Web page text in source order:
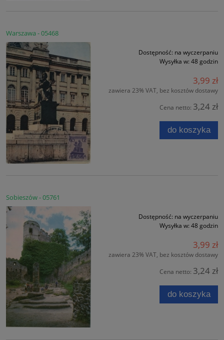
Warszawa - 05468
Dostępność: na wyczerpaniu
Wysyłka w: 48 godzin
3,99 zł
zawiera 23% VAT, bez kosztów dostawy
Cena netto: 3,24 zł
do koszyka
Sobieszów - 05761
Dostępność: na wyczerpaniu
Wysyłka w: 48 godzin
3,99 zł
zawiera 23% VAT, bez kosztów dostawy
Cena netto: 3,24 zł
do koszyka